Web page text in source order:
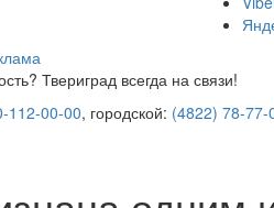
Твериград всегда на связи!
112-00-00, городской: (4822) 78-77-